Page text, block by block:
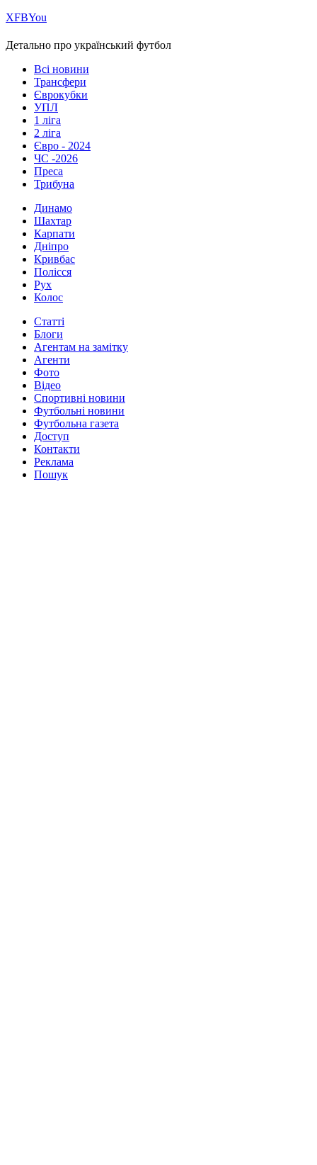
ХFBYou
Детально про український футбол
Всі новини
Трансфери
Єврокубки
УПЛ
1 ліга
2 ліга
Євро - 2024
ЧС -2026
Преса
Трибуна
Динамо
Шахтар
Карпати
Дніпро
Кривбас
Полісся
Рух
Колос
Статті
Блоги
Агентам на замітку
Агенти
Фото
Відео
Спортивні новини
Футбольні новини
Футбольна газета
Доступ
Контакти
Реклама
Пошук